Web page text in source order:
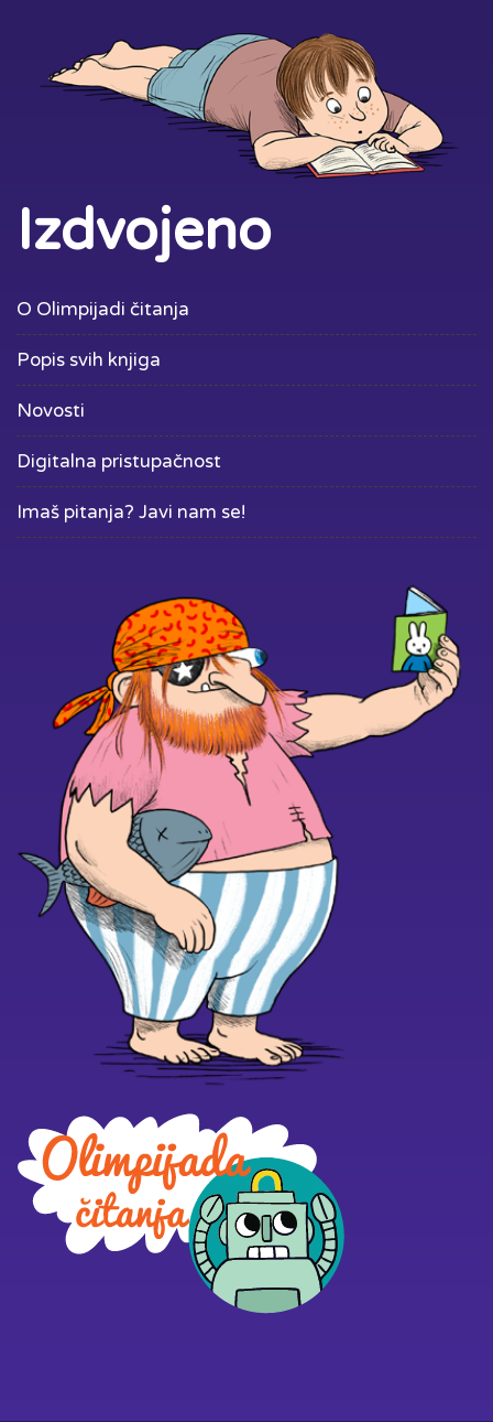
Izdvojeno
O Olimpijadi čitanja
Popis svih knjiga
Novosti
Digitalna pristupačnost
Imaš pitanja? Javi nam se!